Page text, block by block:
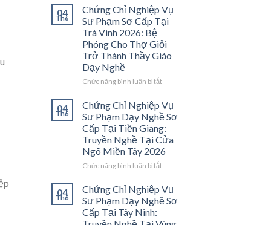
Chỉ
Nghiệp
Vụ
Phạm
Sơ
2026:
Mở
Cánh
Cửa
Nghề
Dạy
Ở
Trung
ĐBSCL
04
Th6
Chứng Chỉ Nghiệp Vụ
Sư Phạm Sơ Cấp Tại
Trà Vinh 2026: Bệ
Phóng Cho Thợ Giỏi
Trở Thành Thầy Giáo
Dạy Nghề
Chức năng bình luận bị tắtở
Chỉ
Nghiệp
Vụ
Sư
Phạm
Sơ
Cấp
Vinh
2026:
04
Th6
Chứng Chỉ Nghiệp Vụ
Sư Phạm Dạy Nghề Sơ
Cấp Tại Tiền Giang:
Truyền Nghề Tại Cửa
Ngõ Miền Tây 2026
Chức năng bình luận bị tắtở
Chỉ
Nghiệp
Vụ
04
Th6
Chứng Chỉ Nghiệp Vụ
Sư Phạm Dạy Nghề Sơ
Cấp Tại Tây Ninh: